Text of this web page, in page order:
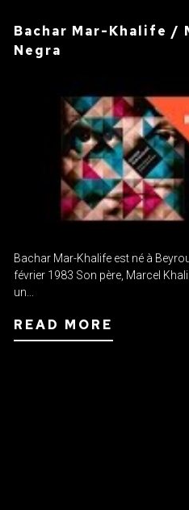
Bachar Mar-Khalife /
Negra
Bachar Mar-Khalife est né à
février 1983 Son père, Marcel
un...
READ MORE